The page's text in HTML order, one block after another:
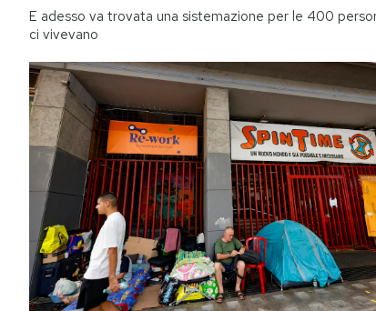
E adesso va trovata una sistemazione per le 400
ci vivevano